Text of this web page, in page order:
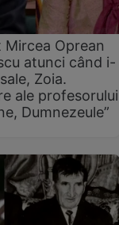
Oprean
atunci când i-
Zoia.
ale profesorului
Dumnezeule”